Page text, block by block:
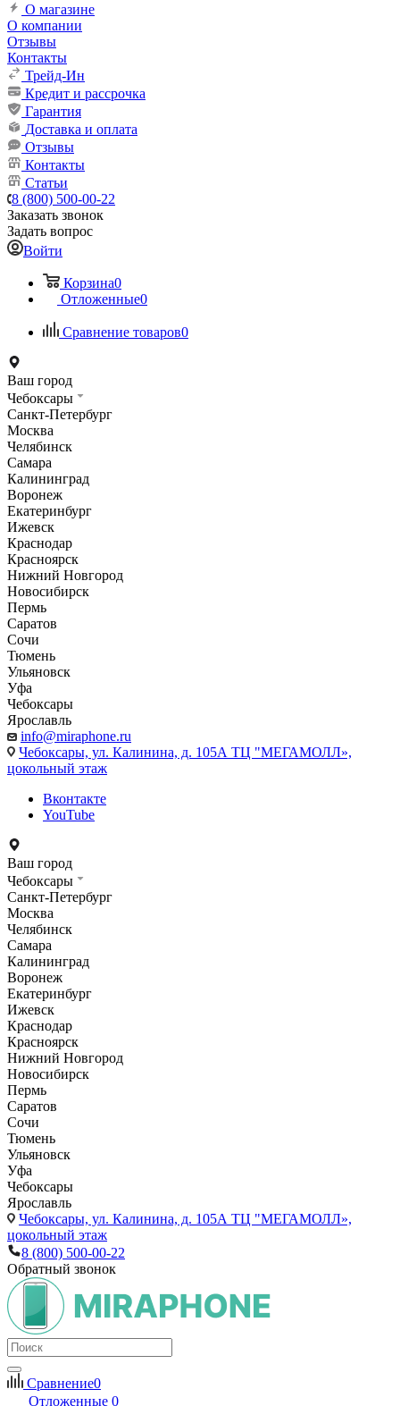
О магазине
О компании
Отзывы
Контакты
Трейд-Ин
Кредит и рассрочка
Гарантия
Доставка и оплата
Отзывы
Контакты
Статьи
8 (800) 500-00-22
Заказать звонок
Задать вопрос
Войти
Корзина0
Отложенные0
Сравнение товаров0
Ваш город
Чебоксары
Санкт-Петербург
Москва
Челябинск
Самара
Калининград
Воронеж
Екатеринбург
Ижевск
Краснодар
Красноярск
Нижний Новгород
Новосибирск
Пермь
Саратов
Сочи
Тюмень
Ульяновск
Уфа
Чебоксары
Ярославль
info@miraphone.ru
Чебоксары, ул. Калинина, д. 105А ТЦ "МЕГАМОЛЛ»,
цокольный этаж
Вконтакте
YouTube
Ваш город
Чебоксары
Санкт-Петербург
Москва
Челябинск
Самара
Калининград
Воронеж
Екатеринбург
Ижевск
Краснодар
Красноярск
Нижний Новгород
Новосибирск
Пермь
Саратов
Сочи
Тюмень
Ульяновск
Уфа
Чебоксары
Ярославль
Чебоксары, ул. Калинина, д. 105А ТЦ "МЕГАМОЛЛ»,
цокольный этаж
8 (800) 500-00-22
Обратный звонок
Сравнение0
Отложенные 0